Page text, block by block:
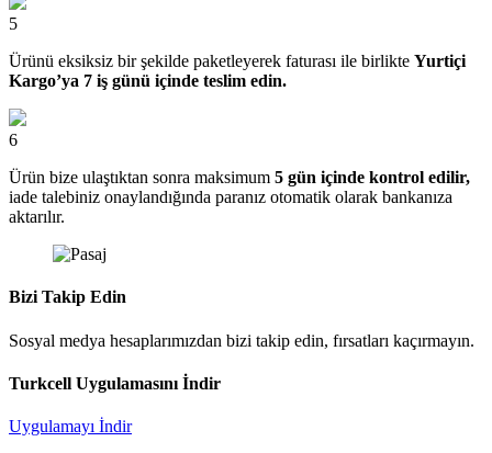
5
Ürünü eksiksiz bir şekilde paketleyerek faturası ile birlikte Yurtiçi
Kargo’ya 7 iş günü içinde teslim edin.
6
Ürün bize ulaştıktan sonra maksimum 5 gün içinde kontrol edilir,
iade talebiniz onaylandığında paranız otomatik olarak bankanıza
aktarılır.
Bizi Takip Edin
Sosyal medya hesaplarımızdan bizi takip edin, fırsatları kaçırmayın.
Turkcell Uygulamasını İndir
Uygulamayı İndir